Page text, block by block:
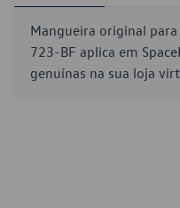
Mangueira original
723-BF aplica em
genuínas na sua loja